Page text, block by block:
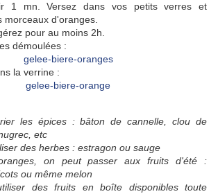
1 mn. Versez dans vos petits verres et
morceaux d'oranges.
pour au moins 2h.
démoulées :
la verrine :
les épices : bâton de cannelle, clou de
etc
des herbes : estragon ou sauge
on peut passer aux fruits d'été :
ou même melon
des fruits en boîte disponibles toute